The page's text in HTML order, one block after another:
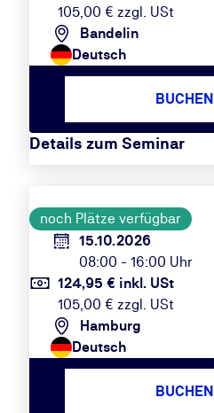
105,00 € zzgl. USt
Bandelin
Deutsch
Details zum Seminar
BUCHEN
noch Plätze verfügbar
15.10.2026
08:00 - 16:00 Uhr
124,95 € inkl. USt
105,00 € zzgl. USt
Hamburg
Deutsch
BUCHEN